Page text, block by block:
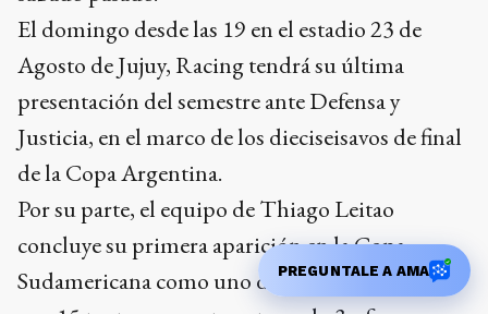
concluye su primera aparición en la Copa
Sudamericana como uno de los más goleados,
con 15 tantos en contra y tan solo 3 a favor.
PREGUNTALE A AMA